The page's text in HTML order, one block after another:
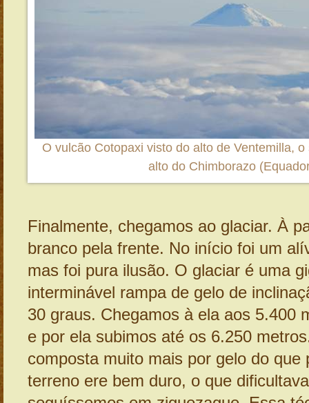
O vulcão Cotopaxi visto do alto de Ventemilla,
alto do Chimborazo
Finalmente, chegamos ao glaciar. À
branco pela frente. No início foi um
mas foi pura ilusão. O glaciar é uma
interminável rampa de gelo de
30 graus. Chegamos à ela aos 5.400
e por ela subimos até os 6.250
composta muito mais por gelo do que
terreno ere bem duro, o que